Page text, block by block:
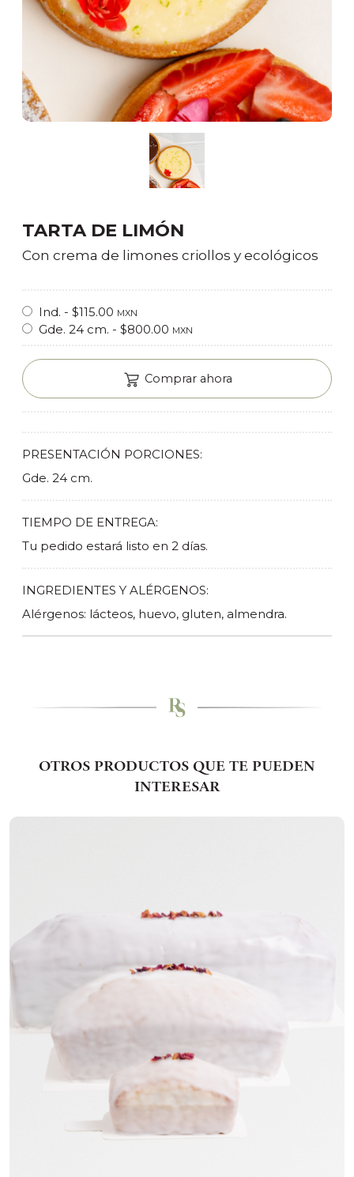
TARTA DE LIMÓN
Con crema de limones criollos y ecológicos
Ind. - $115.00 MXN
Gde. 24 cm. - $800.00 MXN
Comprar ahora
PRESENTACIÓN PORCIONES:
Gde. 24 cm.
TIEMPO DE ENTREGA:
Tu pedido estará listo en 2 días.
INGREDIENTES Y ALÉRGENOS:
Alérgenos: lácteos, huevo, gluten, almendra.
OTROS PRODUCTOS QUE TE PUEDEN
INTERESAR